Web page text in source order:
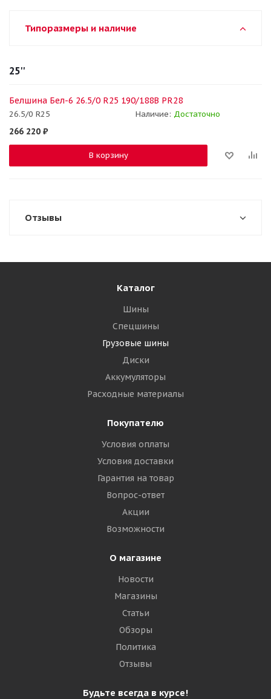
Типоразмеры и наличие
25''
Белшина Бел-6 26.5/0 R25 190/188B PR28
26.5/0 R25 Наличие: Достаточно
266 220 ₽
В корзину
Отзывы
Каталог
Шины
Спецшины
Грузовые шины
Диски
Аккумуляторы
Расходные материалы
Покупателю
Условия оплаты
Условия доставки
Гарантия на товар
Вопрос-ответ
Акции
Возможности
О магазине
Новости
Магазины
Статьи
Обзоры
Политика
Отзывы
Будьте всегда в курсе!